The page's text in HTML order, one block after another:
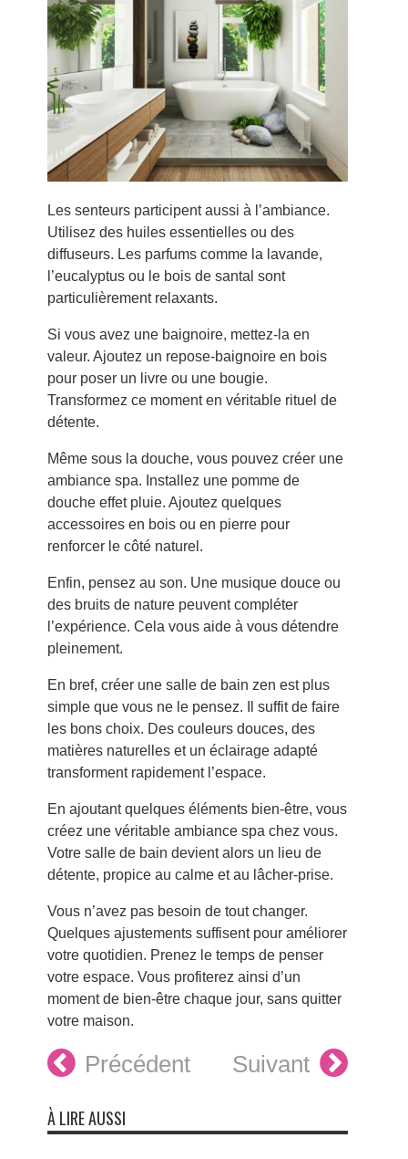
Les senteurs participent aussi à l’ambiance.
Utilisez des huiles essentielles ou des
diffuseurs. Les parfums comme la lavande,
l’eucalyptus ou le bois de santal sont
particulièrement relaxants.
Si vous avez une baignoire, mettez-la en
valeur. Ajoutez un repose-baignoire en bois
pour poser un livre ou une bougie.
Transformez ce moment en véritable rituel de
détente.
Même sous la douche, vous pouvez créer une
ambiance spa. Installez une pomme de
douche effet pluie. Ajoutez quelques
accessoires en bois ou en pierre pour
renforcer le côté naturel.
Enfin, pensez au son. Une musique douce ou
des bruits de nature peuvent compléter
l’expérience. Cela vous aide à vous détendre
pleinement.
En bref, créer une salle de bain zen est plus
simple que vous ne le pensez. Il suffit de faire
les bons choix. Des couleurs douces, des
matières naturelles et un éclairage adapté
transforment rapidement l’espace.
En ajoutant quelques éléments bien-être, vous
créez une véritable ambiance spa chez vous.
Votre salle de bain devient alors un lieu de
détente, propice au calme et au lâcher-prise.
Vous n’avez pas besoin de tout changer.
Quelques ajustements suffisent pour améliorer
votre quotidien. Prenez le temps de penser
votre espace. Vous profiterez ainsi d’un
moment de bien-être chaque jour, sans quitter
votre maison.
Précédent Suivant
À LIRE AUSSI